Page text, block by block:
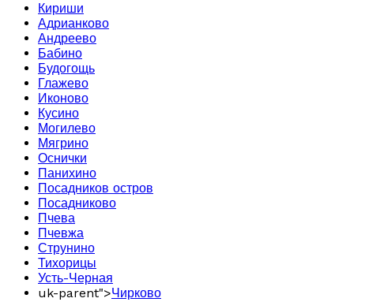
Кириши
Адрианково
Андреево
Бабино
Будогощь
Глажево
Иконово
Кусино
Могилево
Мягрино
Оснички
Панихино
Посадников остров
Посадниково
Пчева
Пчевжа
Струнино
Тихорицы
Усть-Черная
uk-parent">Чирково